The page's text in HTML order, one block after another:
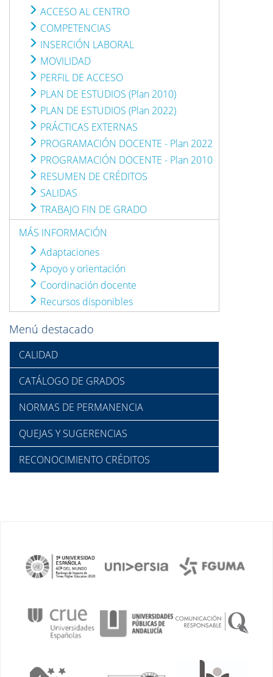
ACCESO AL CENTRO
COMPETENCIAS
INSERCIÓN LABORAL
MOVILIDAD
PERFIL DE ACCESO
PLAN DE ESTUDIOS (Plan 2010)
PLAN DE ESTUDIOS (Plan 2022)
PRÁCTICAS EXTERNAS
PROGRAMACIÓN DOCENTE - Plan 2022
PROGRAMACIÓN DOCENTE - Plan 2010
RESUMEN DE CRÉDITOS
SALIDAS
TRABAJO FIN DE GRADO
MÁS INFORMACIÓN
Adaptaciones
Apoyo y orientación
Coordinación docente
Recursos disponibles
Menú destacado
CALIDAD
CATÁLOGO DE GRADOS
NORMAS DE PERMANENCIA
QUEJAS Y SUGERENCIAS
RECONOCIMIENTO CRÉDITOS